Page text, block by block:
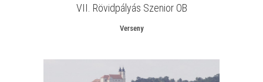
VII. Rövidpályás Szenior OB
Verseny